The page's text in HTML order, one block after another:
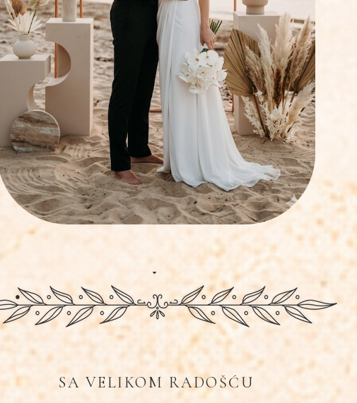
SA VELIKOM RADOŠĆU